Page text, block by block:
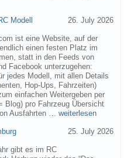
Modell 26. July 2026
ist eine Website, auf der
einen festen Platz im
statt in den Feeds von
Facebook unterzugehen:
jedes Modell, mit allen Details
Hop-Ups, Fahrzeiten)
einfachen Weitergeben per
Blog) pro Fahrzeug Übersicht
Ausfahrten … weiterlesen
25. July 2026
gibt es im RC